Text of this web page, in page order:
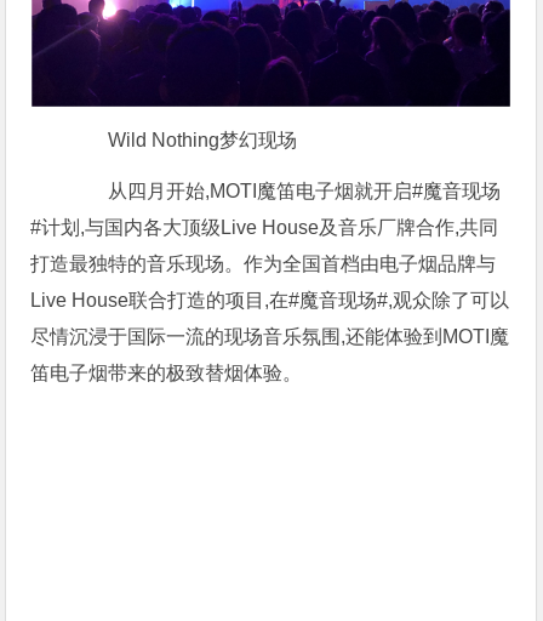
Wild Nothing梦幻现场
从四月开始,MOTI魔笛电子烟就开启#魔音现场
#计划,与国内各大顶级Live House及音乐厂牌合作,共同
打造最独特的音乐现场。作为全国首档由电子烟品牌与
Live House联合打造的项目,在#魔音现场#,观众除了可以
尽情沉浸于国际一流的现场音乐氛围,还能体验到MOTI魔
笛电子烟带来的极致替烟体验。